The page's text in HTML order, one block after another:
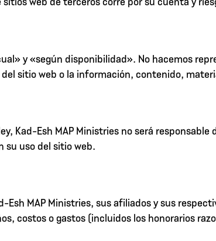
y «según disponibilidad». No hacemos
sitio web o la información, contenido,
Kad-Esh MAP Ministries no será
su uso del sitio web.
Esh MAP Ministries, sus afiliados y sus
costos o gastos (incluidos los honorarios